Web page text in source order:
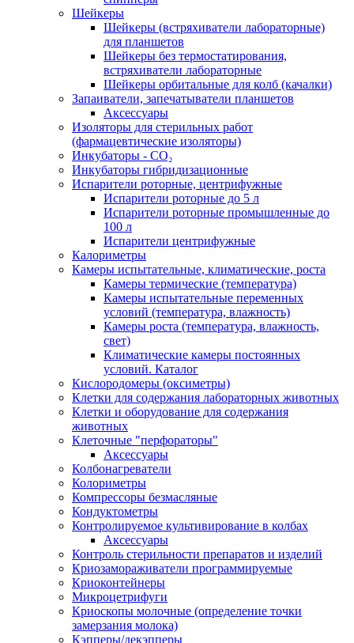
Шейкеры
Шейкеры (встряхиватели лабораторные)
для планшетов
Шейкеры без термостатирования,
встряхиватели лабораторные
Шейкеры орбитальные для колб (качалки)
Запаиватели, запечатыватели планшетов
Аксессуары
Изоляторы для стерильных работ
(фармацевтические изоляторы)
Инкубаторы - CO₂
Инкубаторы гибридизационные
Испарители роторные, центрифужные
Испарители роторные до 5 л
Испарители роторные промышленные до
100 л
Испарители центрифужные
Калориметры
Камеры испытательные, климатические, роста
Камеры термические (температура)
Камеры испытательные переменных
условий (температура, влажность)
Камеры роста (температура, влажность,
свет)
Климатические камеры постоянных
условий. Каталог
Кислородомеры (оксиметры)
Клетки для содержания лабораторных животных
Клетки и оборудование для содержания
животных
Клеточные "перфораторы"
Аксессуары
Колбонагреватели
Колориметры
Компрессоры безмасляные
Кондуктометры
Контролируемое культивирование в колбах
Аксессуары
Контроль стерильности препаратов и изделий
Криозамораживатели программируемые
Криоконтейнеры
Микроцетрифуги
Криоскопы молочные (определение точки
замерзания молока)
Кэпперы/декэпперы